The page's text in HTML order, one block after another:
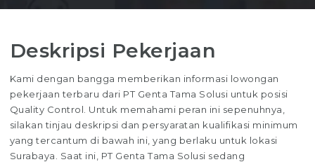
Deskripsi Pekerjaan
Kami dengan bangga memberikan informasi lowongan
pekerjaan terbaru dari PT Genta Tama Solusi untuk posisi
Quality Control. Untuk memahami peran ini sepenuhnya,
silakan tinjau deskripsi dan persyaratan kualifikasi minimum
yang tercantum di bawah ini, yang berlaku untuk lokasi
Surabaya. Saat ini, PT Genta Tama Solusi sedang